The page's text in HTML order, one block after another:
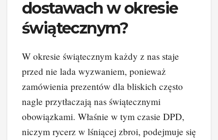
dostawach w okresie
świątecznym?
W okresie świątecznym każdy z nas staje
przed nie lada wyzwaniem, ponieważ
zamówienia prezentów dla bliskich często
nagle przytłaczają nas świątecznymi
obowiązkami. Właśnie w tym czasie DPD,
niczym rycerz w lśniącej zbroi, podejmuje się